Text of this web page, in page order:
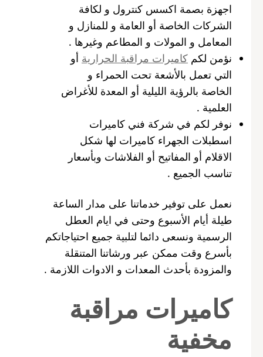
اجهزة بصمة اكسس كنترول و لكافة
الشركات الخاصة أو العامة و للمنازل و
المعامل و المولات و المطاعم وغيرها .
نؤمن لكم كاميرات مراقبة الحرارية أو
التي تعمل بالأشعة تحت الحمراء و
الخاصة بالرؤية الليلية أو المعدة للأغراض
العلمية .
نوفر لكم في شركة فني كاميرات
اسطبلات الجهراء كاميرات لها شكل
الاقلام أو المفاتيح أو الفلاشات وبأسعار
تناسب الجميع .
نعمل على توفير خدماتنا على مدار الساعة
طيلة أيام الأسبوع وحتى في ايام العطل
الرسمية ونسعى دائما لتلبية جميع احتياجاتكم
بأسرع وقت ممكن عبر ورشاتنا المتنقلة
والمزودة بأحدث المعدات و الادوات اللازمة .
كاميرات مراقبة
مخفية